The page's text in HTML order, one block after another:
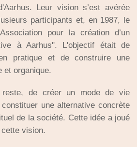
Leur vision s’est avérée
participants et, en 1987, le
pour la création d’un
à Aarhus". L'objectif était de
pratique et de construire une
et organique.
de créer un mode de vie
une alternative concrète
de la société. Cette idée a joué
vision.